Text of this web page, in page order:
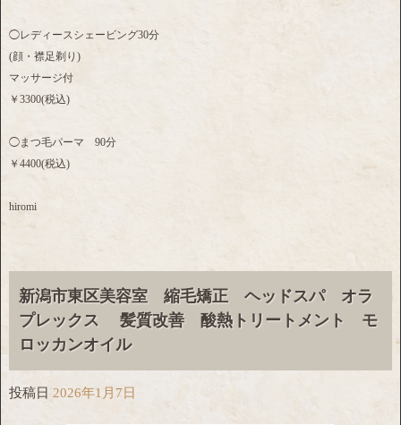
◯レディースシェービング30分
(顔・襟足剃り)
マッサージ付
￥3300(税込)
◯まつ毛パーマ 90分
￥4400(税込)
hiromi
新潟市東区美容室 縮毛矯正 ヘッドスパ オラ
プレックス 髪質改善 酸熱トリートメント モ
ロッカンオイル
投稿日 2026年1月7日